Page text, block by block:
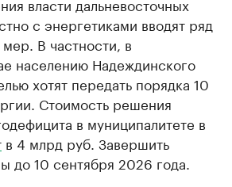
с энергетиками вводят ряд
В частности, в
населению Надеждинского
хотят передать порядка 10
Стоимость решения
в муниципалитете в
в 4 млрд руб. Завершить
до 10 сентября 2026 года.